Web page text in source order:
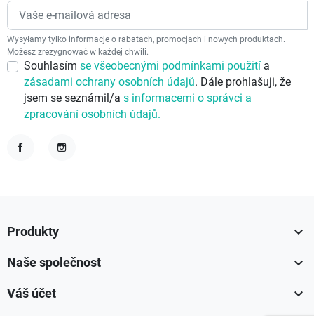
Wysyłamy tylko informacje o rabatach, promocjach i nowych produktach.
Możesz zrezygnować w każdej chwili.
Souhlasím se všeobecnými podmínkami použití a
zásadami ochrany osobních údajů. Dále prohlašuji, že
jsem se seznámil/a s informacemi o správci a
zpracování osobních údajů.
Produkty 
Naše společnost 
Váš účet 